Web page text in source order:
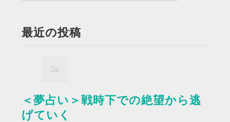
最近の投稿
＜夢占い＞戦時下での絶望から逃
げていく